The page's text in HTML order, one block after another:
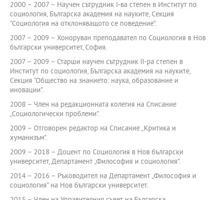
2000 – 2007 – Научен сътрудник I-ва степен в Институт по
социология, Българска академия на науките, Секция
“Социология на отклоняващото се поведение”.
2007 – 2009 – Хоноруван преподавател по Социология в Нов
български университет, София.
2007 – 2009 – Старши научен сътрудник ІI-ра степен в
Институт по социология, Българска академия на науките,
Секция “Общество на знанието: наука, образование и
иновации”.
2008 – Член на редакционната колегия на Списание
„Социологически проблеми”.
2009 – Отговорен редактор на Списание „Критика и
хуманизъм”.
2009 – 2018 – Доцент по Социология в Нов български
университет, Департамент „Философия и социология”.
2014 – 2016 – Ръководител на Департамент „Философия и
социология” на Нов български университет.